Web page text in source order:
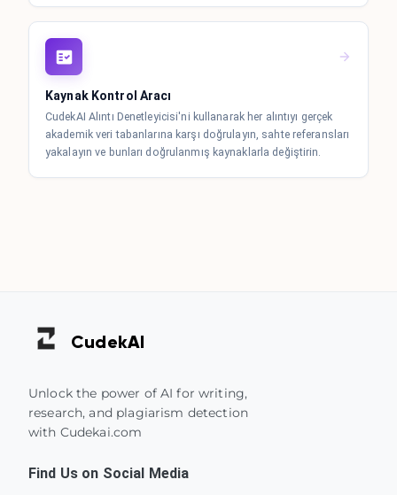
Kaynak Kontrol Aracı
CudekAI Alıntı Denetleyicisi'ni kullanarak her alıntıyı gerçek
akademik veri tabanlarına karşı doğrulayın, sahte referansları
yakalayın ve bunları doğrulanmış kaynaklarla değiştirin.
CudekAI
Unlock the power of AI for writing,
research, and plagiarism detection
with Cudekai.com
Find Us on Social Media